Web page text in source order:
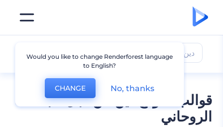
قوالب لموقع دين من اجل مجتمعك
الروحاني
دين
Would you like to change Renderforest language
to English?
CHANGE No, thanks